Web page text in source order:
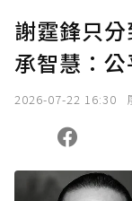
謝霆鋒只
承智慧：
2026-07-22 16:30